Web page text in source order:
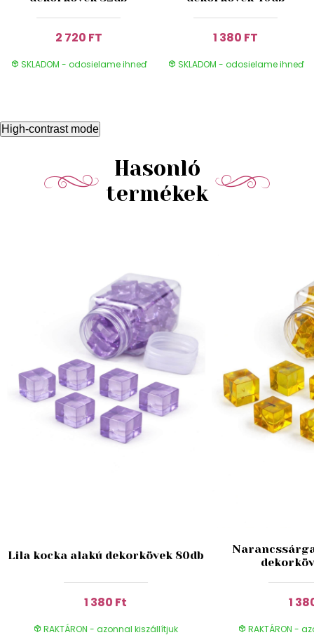
2 720 FT
SKLADOM - odosielame ihneď
1 380 FT
SKLADOM - odosielame ihneď
High-contrast mode
Hasonló
termékek
Lila kocka alakú dekorkövek 80db
1 380 Ft
RAKTÁRON - azonnal kiszállítjuk
1
RAKTÁRON -